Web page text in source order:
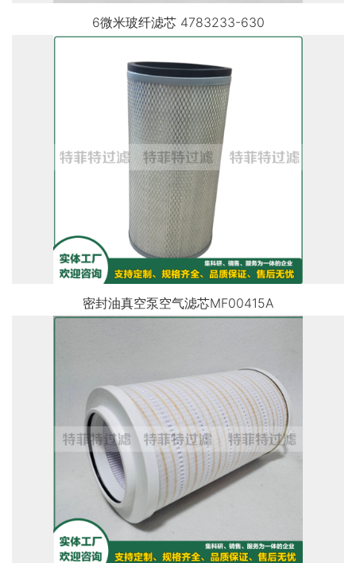
6微米玻纤滤芯 4783233-630
密封油真空泵空气滤芯MF00415A